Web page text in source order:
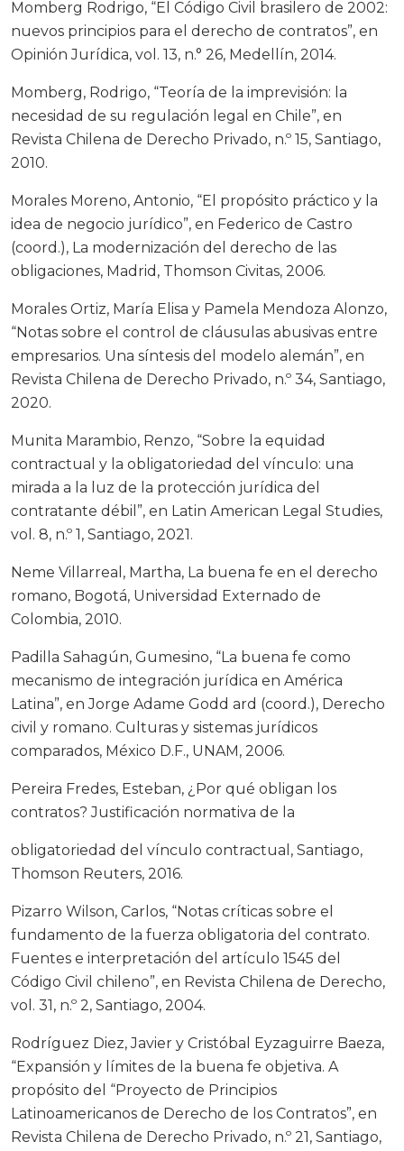
Momberg Rodrigo, “El Código Civil brasilero de 2002:
nuevos principios para el derecho de contratos”, en
Opinión Jurídica, vol. 13, n.° 26, Medellín, 2014.
Momberg, Rodrigo, “Teoría de la imprevisión: la
necesidad de su regulación legal en Chile”, en
Revista Chilena de Derecho Privado, n.º 15, Santiago,
2010.
Morales Moreno, Antonio, “El propósito práctico y la
idea de negocio jurídico”, en Federico de Castro
(coord.), La modernización del derecho de las
obligaciones, Madrid, Thomson Civitas, 2006.
Morales Ortiz, María Elisa y Pamela Mendoza Alonzo,
“Notas sobre el control de cláusulas abusivas entre
empresarios. Una síntesis del modelo alemán”, en
Revista Chilena de Derecho Privado, n.º 34, Santiago,
2020.
Munita Marambio, Renzo, “Sobre la equidad
contractual y la obligatoriedad del vínculo: una
mirada a la luz de la protección jurídica del
contratante débil”, en Latin American Legal Studies,
vol. 8, n.º 1, Santiago, 2021.
Neme Villarreal, Martha, La buena fe en el derecho
romano, Bogotá, Universidad Externado de
Colombia, 2010.
Padilla Sahagún, Gumesino, “La buena fe como
mecanismo de integración jurídica en América
Latina”, en Jorge Adame Godd ard (coord.), Derecho
civil y romano. Culturas y sistemas jurídicos
comparados, México D.F., UNAM, 2006.
Pereira Fredes, Esteban, ¿Por qué obligan los
contratos? Justificación normativa de la
obligatoriedad del vínculo contractual, Santiago,
Thomson Reuters, 2016.
Pizarro Wilson, Carlos, “Notas críticas sobre el
fundamento de la fuerza obligatoria del contrato.
Fuentes e interpretación del artículo 1545 del
Código Civil chileno”, en Revista Chilena de Derecho,
vol. 31, n.º 2, Santiago, 2004.
Rodríguez Diez, Javier y Cristóbal Eyzaguirre Baeza,
“Expansión y límites de la buena fe objetiva. A
propósito del “Proyecto de Principios
Latinoamericanos de Derecho de los Contratos”, en
Revista Chilena de Derecho Privado, n.º 21, Santiago,